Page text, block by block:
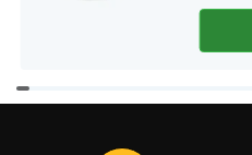
Item
1